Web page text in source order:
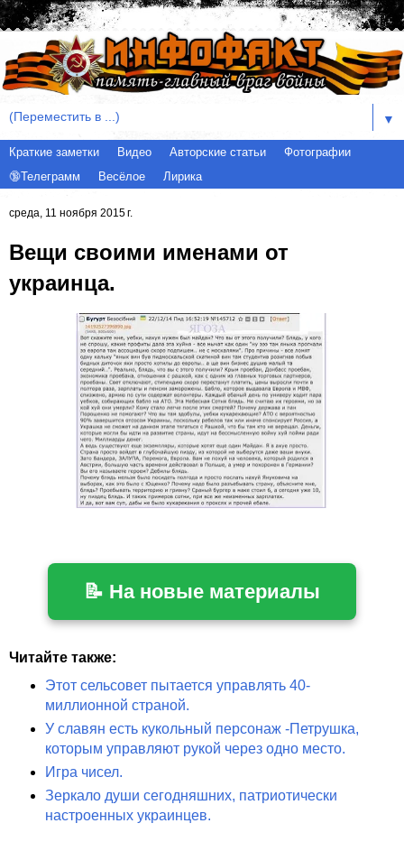
▼
Краткие заметки Видео Авторские статьи
Фотографии
🔞Телеграмм
Весёлое Лирика
среда, 11 ноября 2015 г.
Вещи своими именами от
украинца.
📝 На новые материалы
Читайте также:
Этот сельсовет пытается управлять 40-
миллионной страной.
У славян есть кукольный персонаж -Петрушка,
которым управляют рукой через одно место.
Игра чисел.
Зеркало души сегодняшних, патриотически
настроенных украинцев.